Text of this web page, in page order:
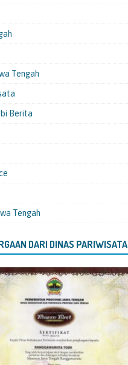
Tengah
Berita
Tengah
DARI DINAS PARIWISATA